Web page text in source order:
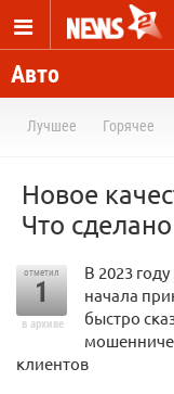
Авто
Лучшее Горячее
Новое
Что
отметил
1
в архиве
В 2023
начала
быстро
клиентов